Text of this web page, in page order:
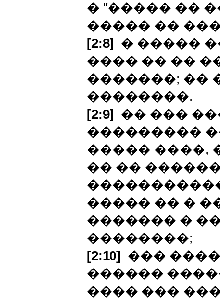
� "����� ��
����� ��
[2:8] � �����
���� �� ��
�������; ��
��������.
[2:9] �� ���
���������
����� ����,
�� ��
����� �� �
������� �
��������;
[2:10] ���
������
���� ���